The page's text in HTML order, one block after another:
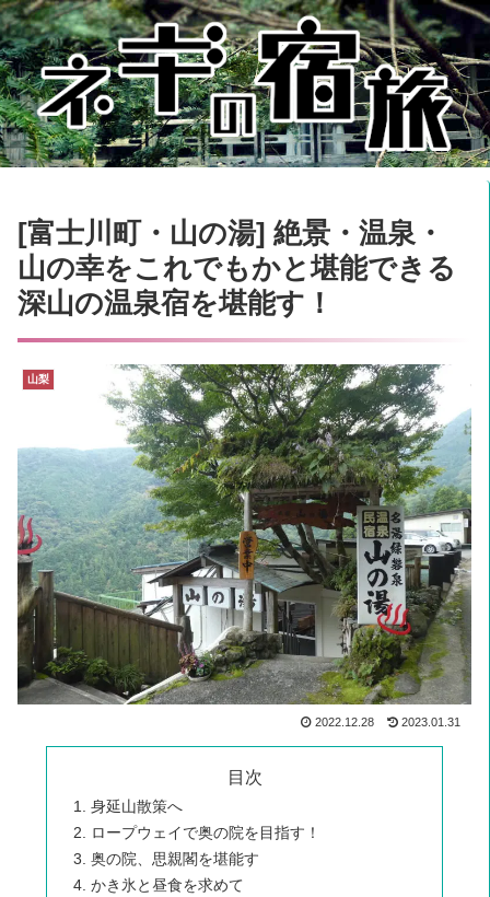
[富士川町・山の湯] 絶景・温泉・
山の幸をこれでもかと堪能できる
深山の温泉宿を堪能す！
山梨
2022.12.28 2023.01.31
目次
身延山散策へ
ロープウェイで奥の院を目指す！
奥の院、思親閣を堪能す
かき氷と昼食を求めて